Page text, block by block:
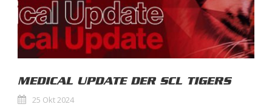
MEDICAL UPDATE DER SCL TIGERS
25 Okt 2024